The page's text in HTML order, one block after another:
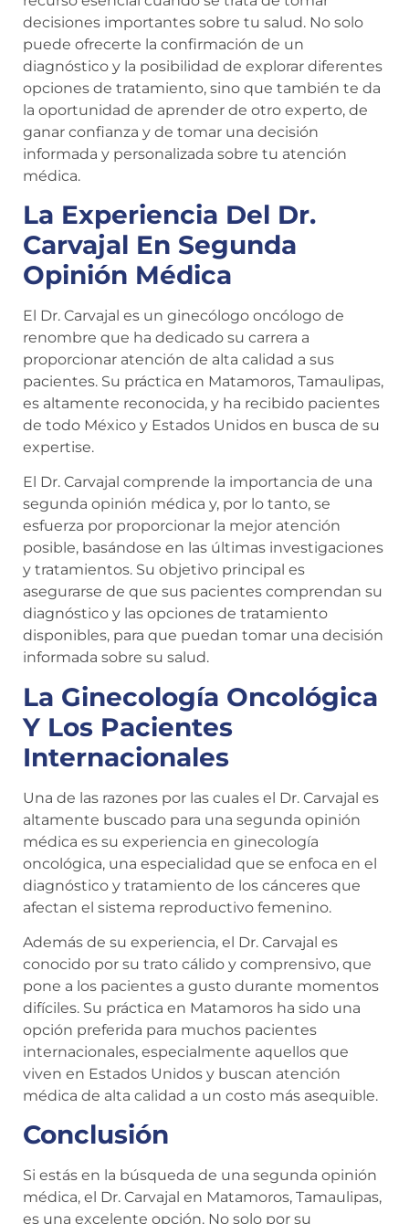
decisiones importantes sobre tu salud. No solo
puede ofrecerte la confirmación de un
diagnóstico y la posibilidad de explorar diferentes
opciones de tratamiento, sino que también te da
la oportunidad de aprender de otro experto, de
ganar confianza y de tomar una decisión
informada y personalizada sobre tu atención
médica.
La Experiencia Del Dr.
Carvajal En Segunda
Opinión Médica
El Dr. Carvajal es un ginecólogo oncólogo de
renombre que ha dedicado su carrera a
proporcionar atención de alta calidad a sus
pacientes. Su práctica en Matamoros, Tamaulipas,
es altamente reconocida, y ha recibido pacientes
de todo México y Estados Unidos en busca de su
expertise.
El Dr. Carvajal comprende la importancia de una
segunda opinión médica y, por lo tanto, se
esfuerza por proporcionar la mejor atención
posible, basándose en las últimas investigaciones
y tratamientos. Su objetivo principal es
asegurarse de que sus pacientes comprendan su
diagnóstico y las opciones de tratamiento
disponibles, para que puedan tomar una decisión
informada sobre su salud.
La Ginecología Oncológica
Y Los Pacientes
Internacionales
Una de las razones por las cuales el Dr. Carvajal es
altamente buscado para una segunda opinión
médica es su experiencia en ginecología
oncológica, una especialidad que se enfoca en el
diagnóstico y tratamiento de los cánceres que
afectan el sistema reproductivo femenino.
Además de su experiencia, el Dr. Carvajal es
conocido por su trato cálido y comprensivo, que
pone a los pacientes a gusto durante momentos
difíciles. Su práctica en Matamoros ha sido una
opción preferida para muchos pacientes
internacionales, especialmente aquellos que
viven en Estados Unidos y buscan atención
médica de alta calidad a un costo más asequible.
Conclusión
Si estás en la búsqueda de una segunda opinión
médica, el Dr. Carvajal en Matamoros, Tamaulipas,
es una excelente opción. No solo por su